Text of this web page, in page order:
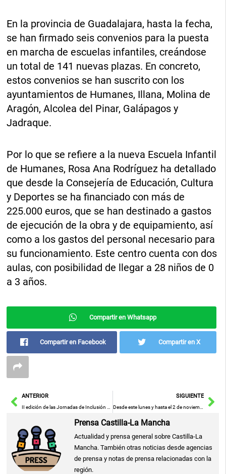
En la provincia de Guadalajara, hasta la fecha,
se han firmado seis convenios para la puesta
en marcha de escuelas infantiles, creándose
un total de 141 nuevas plazas. En concreto,
estos convenios se han suscrito con los
ayuntamientos de Humanes, Illana, Molina de
Aragón, Alcolea del Pinar, Galápagos y
Jadraque.
Por lo que se refiere a la nueva Escuela Infantil
de Humanes, Rosa Ana Rodríguez ha detallado
que desde la Consejería de Educación, Cultura
y Deportes se ha financiado con más de
225.000 euros, que se han destinado a gastos
de ejecución de la obra y de equipamiento, así
como a los gastos del personal necesario para
su funcionamiento. Este centro cuenta con dos
aulas, con posibilidad de llegar a 28 niños de 0
a 3 años.
Compartir en Whatsapp
Compartir en Facebook Compartir en X
AntANTERIOR
II edición de las Jornadas de Inclusión “Diseños de intervención desde la prestación de inclusión social” en Miguelturra el 25 y 26 de octubre
SIGUIENTE
Desde este lunes y hasta el 2 de noviembre reforzado el servicio de autobús urbano en Cuenca por la festividad de Todos los Santos
Prensa Castilla-La Mancha
Actualidad y prensa general sobre Castilla-La
Mancha. También otras noticias desde agencias
de prensa y notas de prensa relacionadas con la
región.